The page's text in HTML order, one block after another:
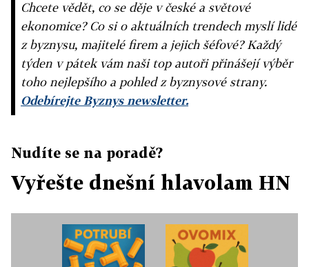
Chcete vědět, co se děje v české a světové
ekonomice? Co si o aktuálních trendech myslí lidé
z byznysu, majitelé firem a jejich šéfové? Každý
týden v pátek vám naši top autoři přinášejí výběr
toho nejlepšího a pohled z byznysové strany.
Odebírejte Byznys newsletter.
Nudíte se na poradě?
Vyřešte dnešní hlavolam HN